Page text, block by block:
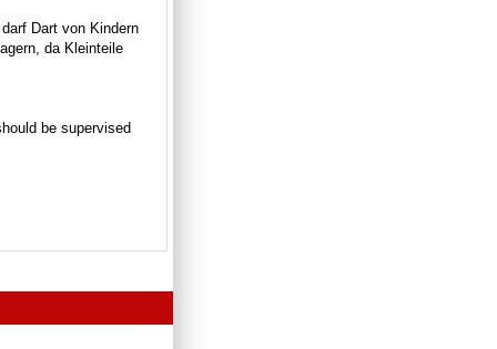
Dart von Kindern
da Kleinteile
be supervised